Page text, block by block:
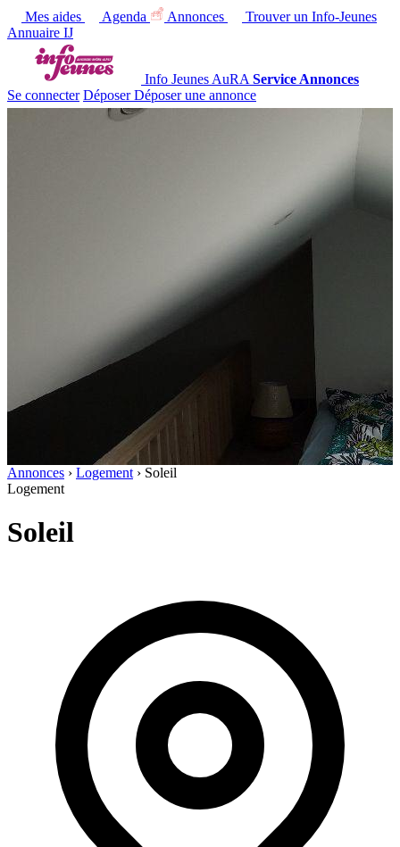
Mes aides Agenda Annonces
Trouver un Info-Jeunes
Annuaire IJ
Info Jeunes AuRA Service Annonces
Se connecter Déposer Déposer une annonce
Annonces › Logement › Soleil
Logement
Soleil